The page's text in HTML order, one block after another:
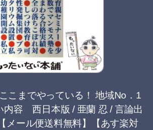
こまでやっている！ 地域No．1
内容 西日本版 / 亜蘭 忍 / 言論出
メール便送料無料】【あす楽対